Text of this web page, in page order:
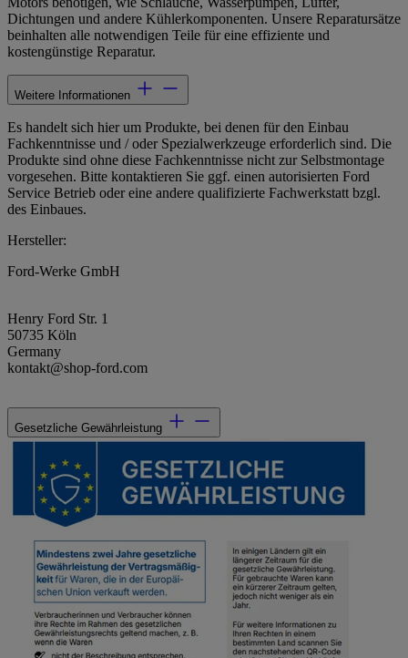
Dichtungen und andere Kühlerkomponenten. Unsere Reparatursätze
beinhalten alle notwendigen Teile für eine effiziente und
kostengünstige Reparatur.
Weitere Informationen
Es handelt sich hier um Produkte, bei denen für den Einbau
Fachkenntnisse und / oder Spezialwerkzeuge erforderlich sind. Die
Produkte sind ohne diese Fachkenntnisse nicht zur Selbstmontage
vorgesehen. Bitte kontaktieren Sie ggf. einen autorisierten Ford
Service Betrieb oder eine andere qualifizierte Fachwerkstatt bzgl.
des Einbaues.
Hersteller:
Ford-Werke GmbH
Henry Ford Str. 1
50735 Köln
Germany
kontakt@shop-ford.com
Gesetzliche Gewährleistung